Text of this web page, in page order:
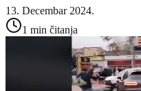
13. Decembar 2024.
1 min čitanja